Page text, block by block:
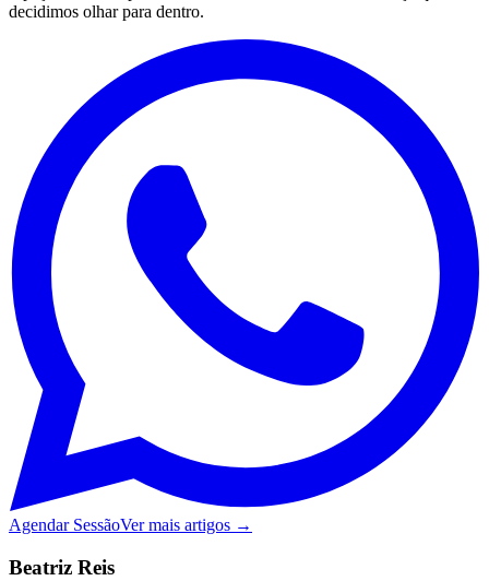
decidimos olhar para dentro.
Agendar SessãoVer mais artigos →
Beatriz Reis